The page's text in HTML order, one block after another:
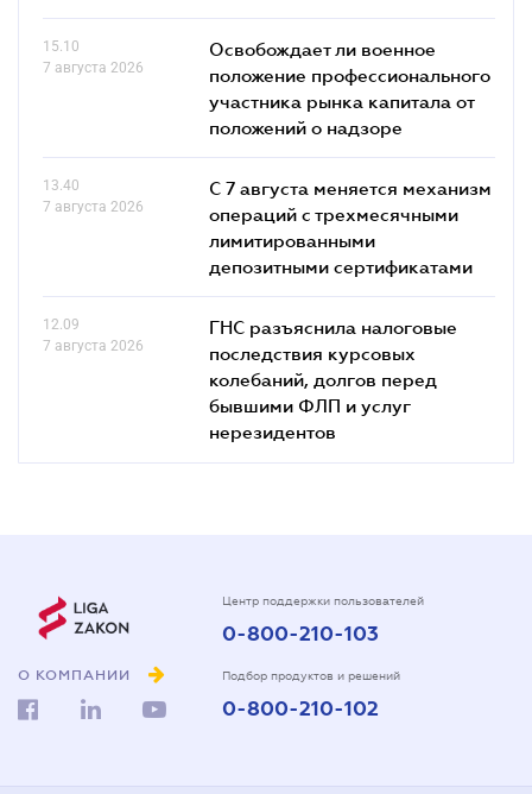
15.10
7 августа 2026
Освобождает ли военное
положение профессионального
участника рынка капитала от
положений о надзоре
13.40
7 августа 2026
С 7 августа меняется механизм
операций с трехмесячными
лимитированными
депозитными сертификатами
12.09
7 августа 2026
ГНС разъяснила налоговые
последствия курсовых
колебаний, долгов перед
бывшими ФЛП и услуг
нерезидентов
О КОМПАНИИ
Центр поддержки пользователей
0-800-210-103
Подбор продуктов и решений
0-800-210-102